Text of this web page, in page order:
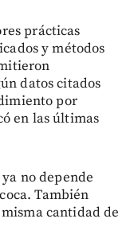
prácticas
y métodos
datos citados
por
en las últimas
no depende
También
cantidad de